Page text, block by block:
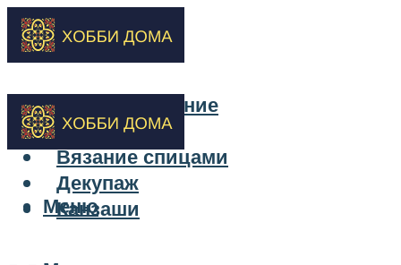
Бисероплетение
Вышивка
Вязание спицами
Декупаж
Канзаши
Меню